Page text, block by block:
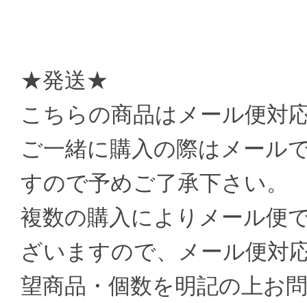
★発送★
こちらの商品はメール便対
ご一緒に購入の際はメール
すので予めご了承下さい。
複数の購入によりメール便
ざいますので、メール便対
望商品・個数を明記の上お